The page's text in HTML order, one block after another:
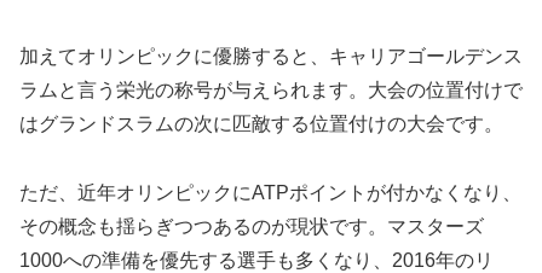
加えてオリンピックに優勝すると、キャリアゴールデンス
ラムと言う栄光の称号が与えられます。大会の位置付けで
はグランドスラムの次に匹敵する位置付けの大会です。
ただ、近年オリンピックにATPポイントが付かなくなり、
その概念も揺らぎつつあるのが現状です。マスターズ
1000への準備を優先する選手も多くなり、2016年のリ